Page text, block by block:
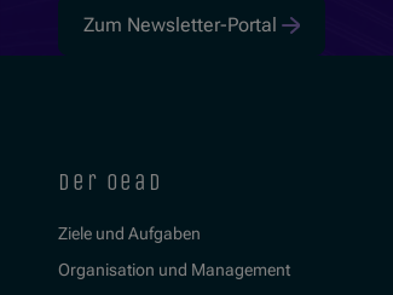
Zum Newsletter-Portal
der oead
Ziele und Aufgaben
Organisation und Management